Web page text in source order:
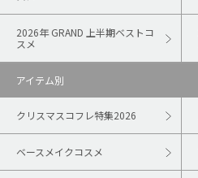
2026年 GRAND 上半期ベストコ
スメ
アイテム別
クリスマスコフレ特集2026
ベースメイクコスメ